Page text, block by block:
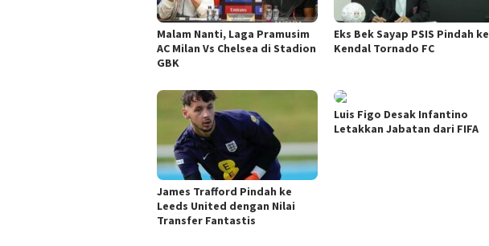
Malam Nanti, Laga Pramusim
AC Milan Vs Chelsea di Stadion
GBK
Eks Bek Sayap PSIS Pindah ke
Kendal Tornado FC
James Trafford Pindah ke
Leeds United dengan Nilai
Transfer Fantastis
Luis Figo Desak Infantino
Letakkan Jabatan dari FIFA